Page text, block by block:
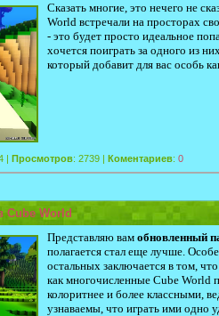
Сказать многие, это нечего не
World встречали на просторах
- это будет просто идеальное
хочется поиграть за одного из
который добавит для вас особь
| Просмотров: 2739 | Коментариев: 0
Cube World
Представляю вам обновленный
полагается стал еще лучше.
остальных заключается в том,
как многочисленные Cube World
колоритнее и более классными,
узнаваемы, что играть ими одно